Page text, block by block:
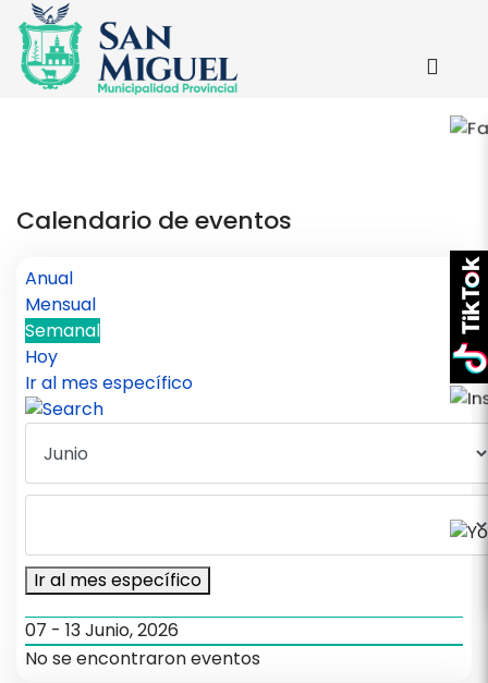
Calendario de eventos
Anual
Mensual
Semanal
Hoy
Ir al mes específico
Ir al mes específico
07 - 13 Junio, 2026
No se encontraron eventos